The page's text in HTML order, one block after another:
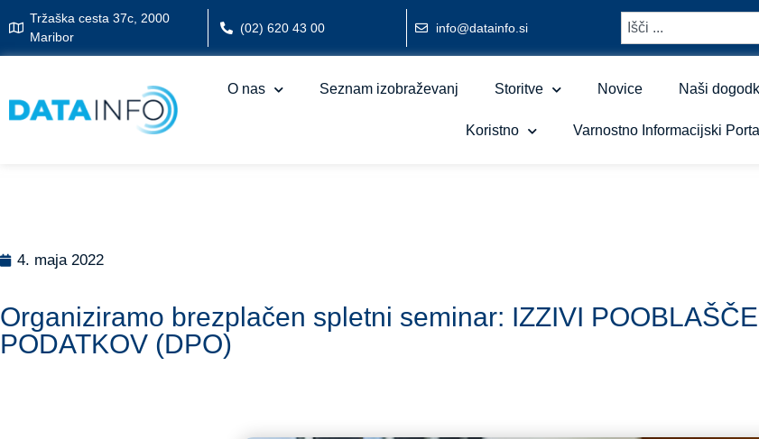
Tržaška cesta 37c, 2000
Maribor
(02) 620 43 00 info@datainfo.si
O nas Seznam izobraževanj Storitve Novice Naši
Koristno Varnostno Informacijski Portal
4. maja 2022
Organiziramo brezplačen spletni seminar: IZZIVI
PODATKOV (DPO)